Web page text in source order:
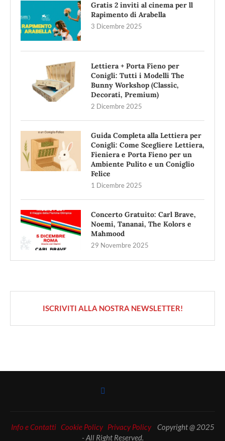
Gratis 2 inviti al cinema per ll
Rapimento di Arabella
3 Dicembre 2025
Lettiera + Porta Fieno per
Conigli: Tutti i Modelli The
Bunny Workshop (Classic,
Decorati, Premium)
2 Dicembre 2025
Guida Completa alla Lettiera per
Conigli: Come Scegliere Lettiera,
Fieniera e Porta Fieno per un
Ambiente Pulito e un Coniglio
Felice
1 Dicembre 2025
Concerto Gratuito: Carl Brave,
Noemi, Tananai, The Kolors e
Mahmood
29 Novembre 2025
ISCRIVITI ALLA NOSTRA NEWSLETTER!
Info e Contatti Cookie Policy Privacy PolicyCopyright @ 2025
- All Right Reserved.